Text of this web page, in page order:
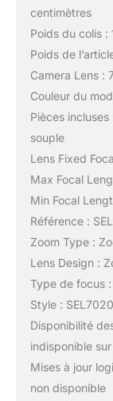
centimètres
Poids du colis :
Poids de
Camera Lens :
Couleur du
Pièces
souple
Lens Fixed
Max Focal
Min Focal
Référence :
Zoom Type :
Lens Design :
Type de focus
Style :
Disponibilité
indisponible
Mises à jour
non disponible